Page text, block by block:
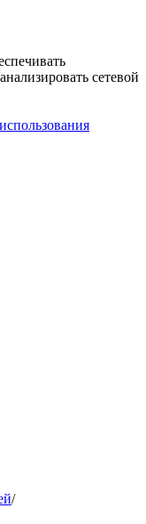
сетевой
/